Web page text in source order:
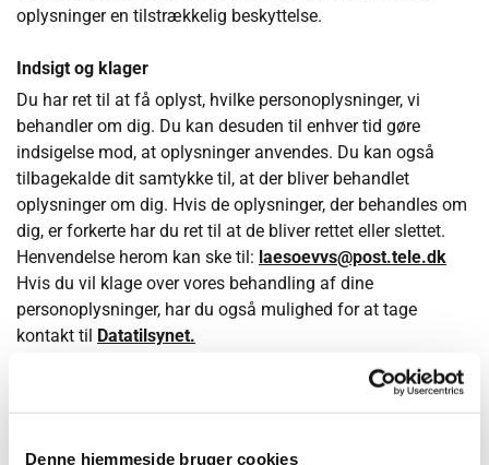
Denne hjemmeside bruger cookies
oplysninger en tilstrækkelig beskyttelse.
Indsigt og klager
Du har ret til at få oplyst, hvilke personoplysninger, vi
behandler om dig. Du kan desuden til enhver tid gøre
indsigelse mod, at oplysninger anvendes. Du kan også
tilbagekalde dit samtykke til, at der bliver behandlet
oplysninger om dig. Hvis de oplysninger, der behandles om
dig, er forkerte har du ret til at de bliver rettet eller slettet.
Henvendelse herom kan ske til: laesoevvs@post.tele.dk
Hvis du vil klage over vores behandling af dine
personoplysninger, har du også mulighed for at tage
kontakt til Datatilsynet.
Havnepladsen 4, 9940 Læsø